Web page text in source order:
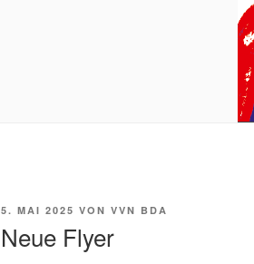
VERÖFFENTLICHT
5. MAI 2025 VON VVN BDA
Neue Flyer